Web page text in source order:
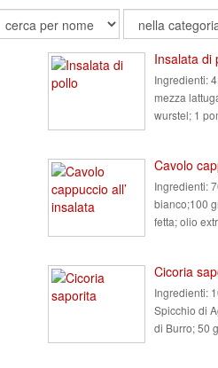
Insalata di
Ingredienti:
mezza
wurstel; 1
Cavolo
Ingredienti:
bianco;100
fetta; olio
Cicoria
Ingredienti:
Spicchio di
di Burro; 50